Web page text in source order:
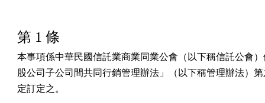
第 1 條
本事項係中華民國信託業商業同業公會（以下稱信託公會
股公司子公司間共同行銷管理辦法」（以下稱管理辦法）
定訂定之。